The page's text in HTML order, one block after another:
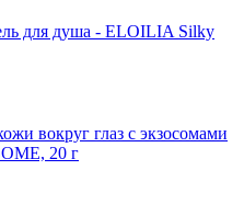
для душа - ELOILIA Silky
вокруг глаз с экзосомами
20 г